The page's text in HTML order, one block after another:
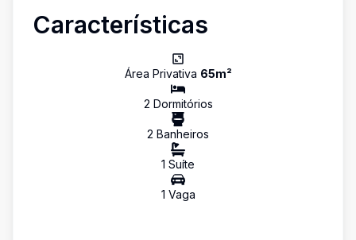
Características
Área Privativa 65m²
2 Dormitórios
2 Banheiros
1 Suíte
1 Vaga